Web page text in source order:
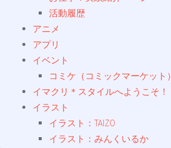
活動履歴
アニメ
アプリ
イベント
コミケ（コミックマーケット）
イマクリ＊スタイルへようこそ！
イラスト
イラスト：TAIZO
イラスト：みんくいるか